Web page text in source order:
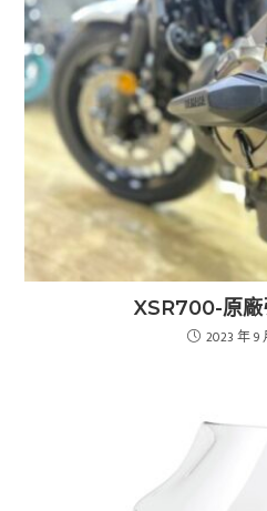
XSR700-原廠
2023 年 9